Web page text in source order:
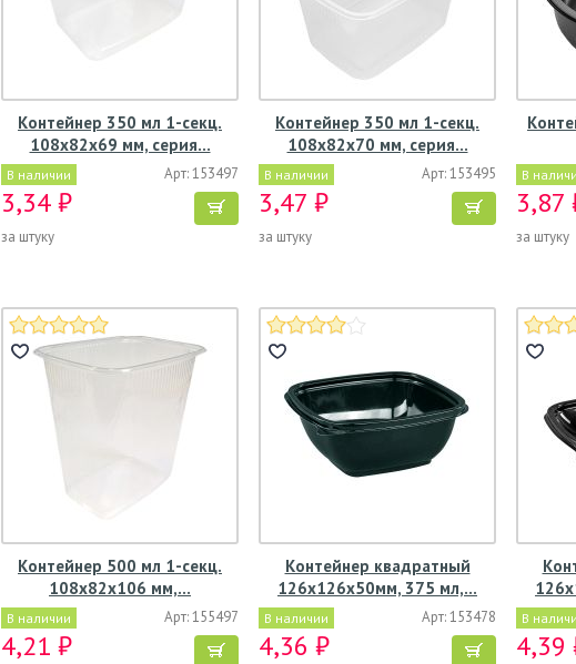
Контейнер 350 мл 1-секц.
108х82х69 мм, серия…
В наличии Арт: 153497
3,34 ₽
за штуку
Контейнер 350 мл 1-секц.
108х82х70 мм, серия…
В наличии Арт: 153495
3,47 ₽
за штуку
В
3,87
за штуку
Контейнер 500 мл 1-секц.
108х82х106 мм,…
В наличии Арт: 155497
4,21 ₽
Контейнер квадратный
126х126х50мм, 375 мл,…
В наличии Арт: 153478
4,36 ₽
В
4,39